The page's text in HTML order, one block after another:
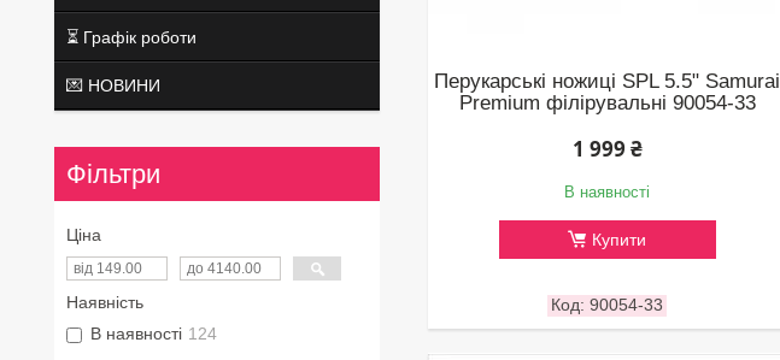
Перукарські ножиці SPL 5.5" Samurai
Premium філірувальні 90054-33
1 999 ₴
В наявності
Купити
90054-33
⏳ Графік роботи
💌 НОВИНИ
Фільтри
Ціна
Наявність
В наявності 124